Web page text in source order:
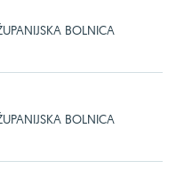
BOLNICA
BOLNICA